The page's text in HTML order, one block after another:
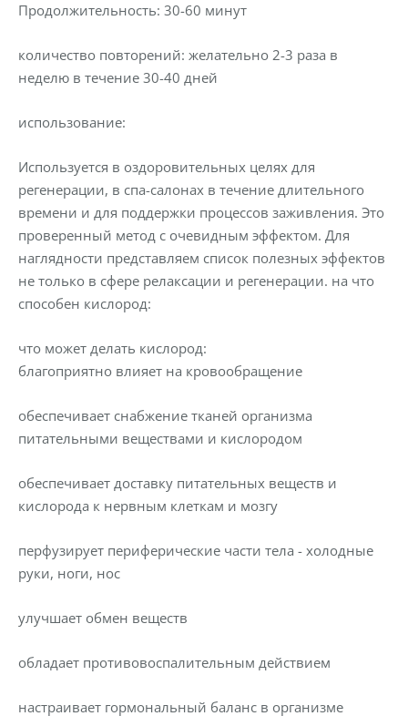
Продолжительность: 30-60 минут
количество повторений: желательно 2-3 раза в
неделю в течение 30-40 дней
использование:
Используется в оздоровительных целях для
регенерации, в спа-салонах в течение длительного
времени и для поддержки процессов заживления. Это
проверенный метод с очевидным эффектом. Для
наглядности представляем список полезных эффектов
не только в сфере релаксации и регенерации. на что
способен кислород:
что может делать кислород:
благоприятно влияет на кровообращение
обеспечивает снабжение тканей организма
питательными веществами и кислородом
обеспечивает доставку питательных веществ и
кислорода к нервным клеткам и мозгу
перфузирует периферические части тела - холодные
руки, ноги, нос
улучшает обмен веществ
обладает противовоспалительным действием
настраивает гормональный баланс в организме